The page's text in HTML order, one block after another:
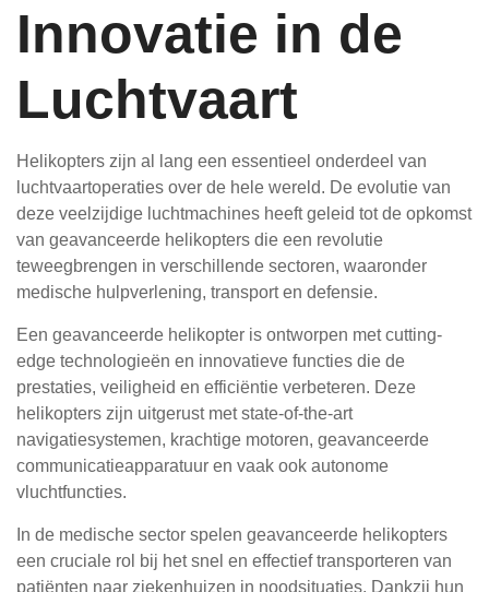
Innovatie in de
Luchtvaart
Helikopters zijn al lang een essentieel onderdeel van
luchtvaartoperaties over de hele wereld. De evolutie van
deze veelzijdige luchtmachines heeft geleid tot de opkomst
van geavanceerde helikopters die een revolutie
teweegbrengen in verschillende sectoren, waaronder
medische hulpverlening, transport en defensie.
Een geavanceerde helikopter is ontworpen met cutting-
edge technologieën en innovatieve functies die de
prestaties, veiligheid en efficiëntie verbeteren. Deze
helikopters zijn uitgerust met state-of-the-art
navigatiesystemen, krachtige motoren, geavanceerde
communicatieapparatuur en vaak ook autonome
vluchtfuncties.
In de medische sector spelen geavanceerde helikopters
een cruciale rol bij het snel en effectief transporteren van
patiënten naar ziekenhuizen in noodsituaties. Dankzij hun